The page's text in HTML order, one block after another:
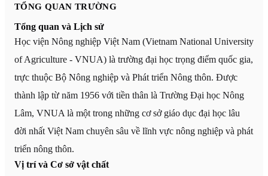
TỔNG QUAN TRƯỜNG
Tổng quan và Lịch sử
Học viện Nông nghiệp Việt Nam (Vietnam National University
of Agriculture - VNUA) là trường đại học trọng điểm quốc gia,
trực thuộc Bộ Nông nghiệp và Phát triển Nông thôn. Được
thành lập từ năm 1956 với tiền thân là Trường Đại học Nông
Lâm, VNUA là một trong những cơ sở giáo dục đại học lâu
đời nhất Việt Nam chuyên sâu về lĩnh vực nông nghiệp và phát
triển nông thôn.
Vị trí và Cơ sở vật chất